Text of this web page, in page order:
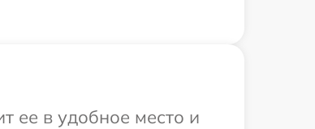
ее в удобное место и